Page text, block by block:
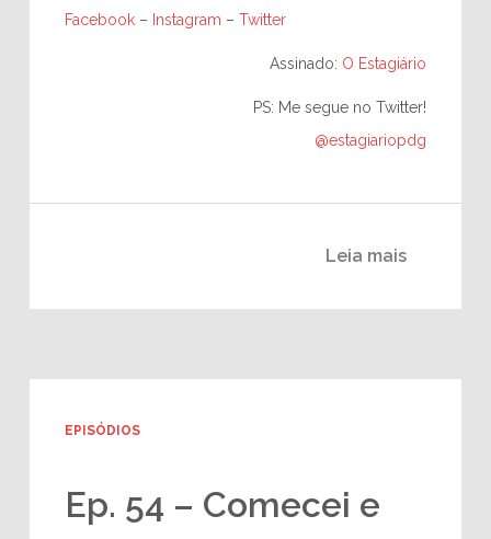
Facebook– Instagram – Twitter
Assinado: O Estagiário
PS: Me segue no Twitter!
@estagiariopdg
Leia mais
EPISÓDIOS
Ep. 54 – Comecei e